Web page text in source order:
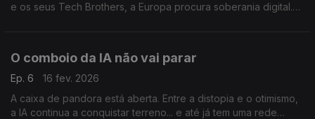
e os seus Tech Brothers, a Europa procura soberania digital.
O comboio da IA não vai parar
Ep. 6
16 fev. 2026
A caixa de pandora está aberta. Entre a distopia e o otimismo,
a IA continua a conquistar terreno... e até já tem uma rede